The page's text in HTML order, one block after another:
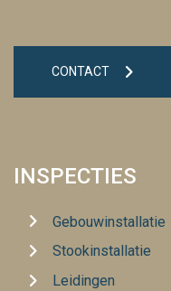
CONTACT
INSPECTIES
Gebouwinstallatie
Stookinstallatie
Leidingen